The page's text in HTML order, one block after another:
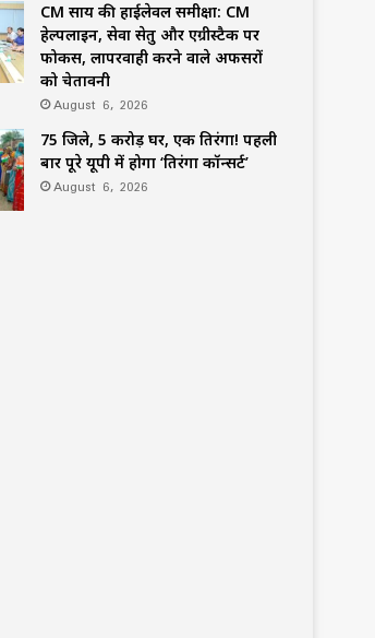
CM साय की हाईलेवल समीक्षा: CM
हेल्पलाइन, सेवा सेतु और एग्रीस्टैक पर
फोकस, लापरवाही करने वाले अफसरों
को चेतावनी
August 6, 2026
75 जिले, 5 करोड़ घर, एक तिरंगा! पहली
बार पूरे यूपी में होगा ‘तिरंगा कॉन्सर्ट’
August 6, 2026